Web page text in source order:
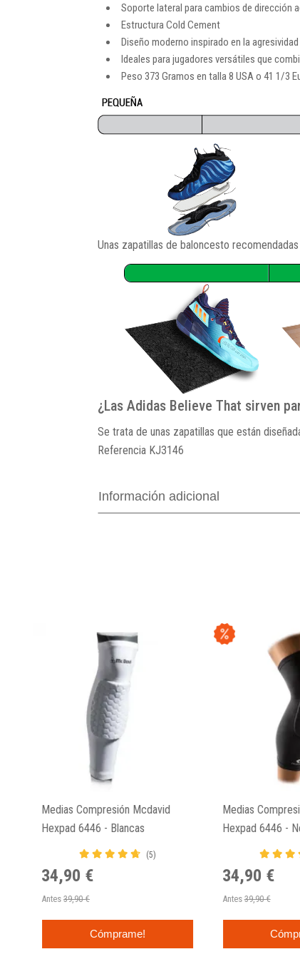
Soporte lateral para cambios de dirección
Estructura Cold Cement
Diseño moderno inspirado en la
Ideales para jugadores versátiles que
Peso 373 Gramos en talla 8 USA o 41 1/3
Unas zapatillas de baloncesto
¿Las Adidas Believe That sirven
Se trata de unas zapatillas que están
Referencia KJ3146
Información adicional
Medias Compresión Mcdavid
Hexpad 6446 - Blancas
(5)
34,90 €
Antes 39,90 €
Cómprame!
Medias
Hexpad 6446 -
34,90 €
Antes 39,90 €